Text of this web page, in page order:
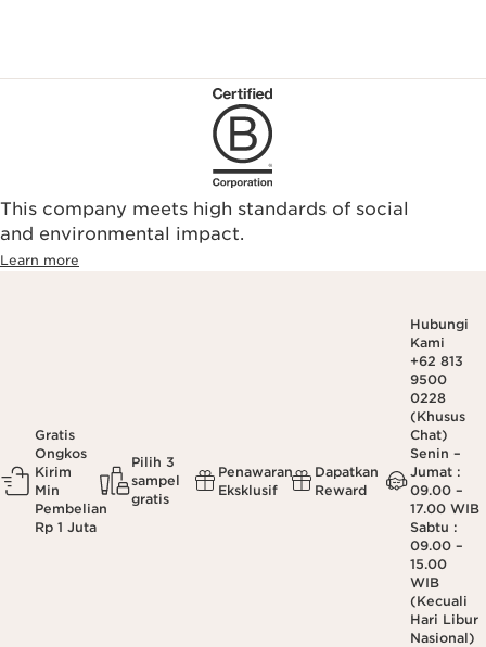
This company meets high standards of social
and environmental impact.
Learn more
Gratis
Ongkos
Kirim
Min
Pembelian
Rp 1 Juta
Pilih 3
sampel
gratis
Penawaran
Eksklusif
Dapatkan
Reward
Hubungi
Kami
+62 813
9500
0228
(Khusus
Chat)
Senin –
Jumat :
09.00 –
17.00 WIB
Sabtu :
09.00 –
15.00
WIB
(Kecuali
Hari Libur
Nasional)